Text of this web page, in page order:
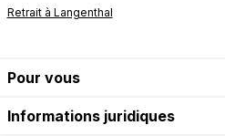
Retrait à Langenthal
Pour vous
Informations juridiques